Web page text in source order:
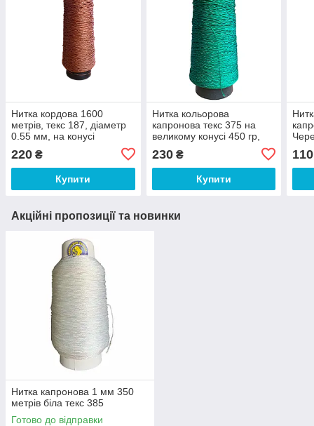
Нитка кордова 1600
метрів, текс 187, діаметр
0.55 мм, на конусі
220 ₴
Купити
Нитка кольорова
капронова текс 375 на
великому конусі 450 гр,
230₴
Купити
110
Акційні пропозиції та новинки
Нитка капронова 1 мм 350
метрів біла текс 385
Готово до відправки